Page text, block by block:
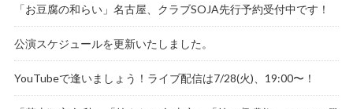
「お豆腐の和らい」名古屋、クラブSOJA先行予約受付中です！
公演スケジュールを更新いたしました。
YouTubeで逢いましょう！ライブ配信は7/28(火)、19:00〜！